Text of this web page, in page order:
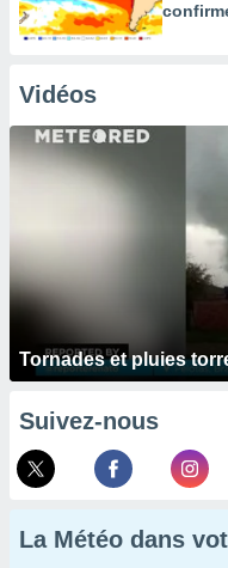
Vidéos
Tornades et pluies
Suivez-nous
La Météo dans